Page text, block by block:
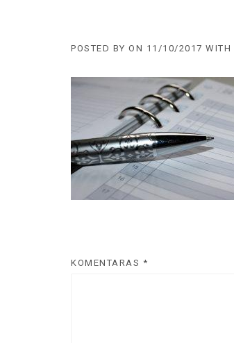
POSTED BY ON 11/10/2017 WITH
KOMENTARAS *